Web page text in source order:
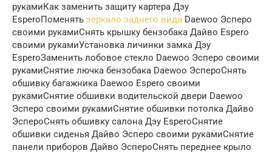
рукамиКак заменить защиту картера Дэу
EsperoПоменять зеркало заднего вида Daewoo Эсперо
своими рукамиСнять крышку бензобака Дайво Espero
своими рукамиУстановка личинки замка Дэу
EsperoЗаменить лобовое стекло Daewoo Эсперо своими
рукамиСнятие лючка бензобака Daewoo ЭспероСнять
обшивку багажника Daewoo Espero своими
рукамиСнятие обшивки водительской двери Daewoo
Эсперо своими рукамиСнятие обшивки потолка Дайво
ЭспероСнять обшивку салона Дэу EsperoСнятие
обшивки сиденья Дайво Эсперо своими рукамиСнятие
панели приборов Дайво ЭспероСнять переднее крыло